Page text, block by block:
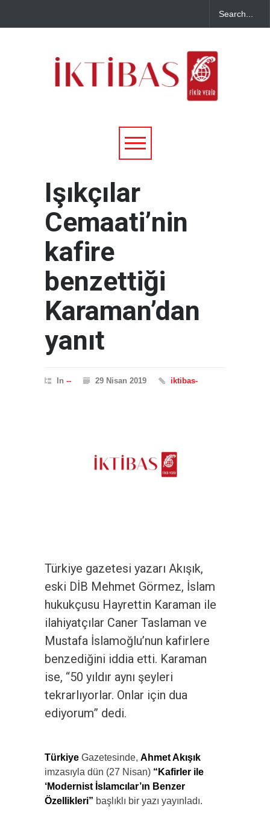
Işıkçılar
Cemaati’nin
kafire
benzettiği
Karaman’dan
yanıt
In -- 29 Nisan 2019 iktibas-
Türkiye gazetesi yazarı Akışık,
eski DİB Mehmet Görmez, İslam
hukukçusu Hayrettin Karaman ile
ilahiyatçılar Caner Taslaman ve
Mustafa İslamoğlu’nun kafirlere
benzediğini iddia etti. Karaman
ise, “50 yıldır aynı şeyleri
tekrarlıyorlar. Onlar için dua
ediyorum” dedi.
Türkiye Gazetesinde, Ahmet Akışık
imzasıyla dün (27 Nisan) “Kafirler ile
‘Modernist İslamcılar’ın Benzer
Özellikleri” başlıklı bir yazı yayınladı.